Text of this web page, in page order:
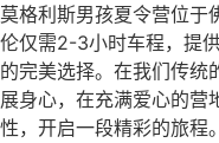
莫格利斯男孩夏令营位于
伦仅需2-3小时车程，提
的完美选择。在我们传统
展身心，在充满爱心的营
性，开启一段精彩的旅程